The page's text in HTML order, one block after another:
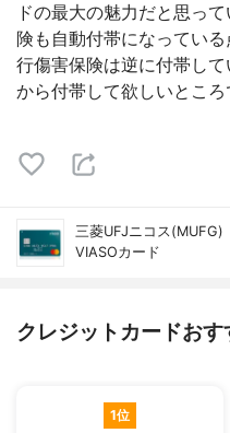
ドの最大の魅力だと思っ
険も自動付帯になってい
行傷害保険は逆に付帯し
から付帯して欲しいところ
三菱UFJニコス(MUFG)
VIASOカード
クレジットカードお
1位